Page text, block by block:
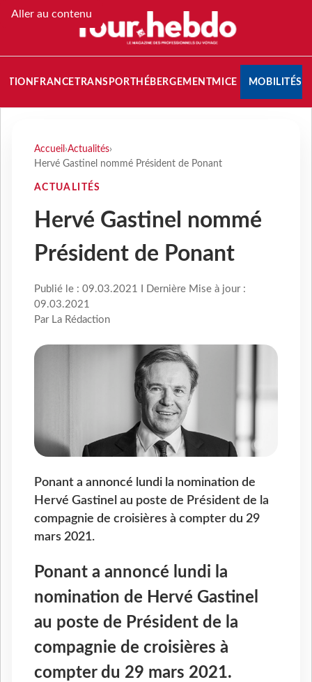
Aller au contenu
FRANCETRANSPORT HÉBERGEMENTMICE MOBILITÉS
Accueil ›Actualités›
Hervé Gastinel nommé Président de Ponant
ACTUALITÉS
Hervé Gastinel nommé
Président de Ponant
Publié le : 09.03.2021 I Dernière Mise à jour :
09.03.2021
Par La Rédaction
Ponant a annoncé lundi la nomination de
Hervé Gastinel au poste de Président de la
compagnie de croisières à compter du 29
mars 2021.
Ponant a annoncé lundi la
nomination de Hervé Gastinel
au poste de Président de la
compagnie de croisières à
compter du 29 mars 2021.